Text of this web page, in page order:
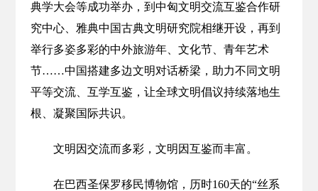
典学大会等成功举办，到中匈文明交流互鉴合作研
究中心、雅典中国古典文明研究院相继开设，再到
举行多姿多彩的中外旅游年、文化节、青年艺术
节……中国搭建多边文明对话桥梁，助力不同文明
平等交流、互学互鉴，让全球文明倡议持续落地生
根、凝聚国际共识。
文明因交流而多彩，文明因互鉴而丰富。
在巴西圣保罗移民博物馆，历时160天的“丝系